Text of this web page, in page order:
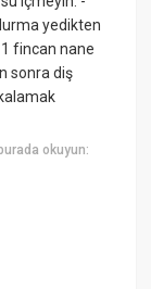
yedikten
1 fincan nane
sonra diş
okuyun: